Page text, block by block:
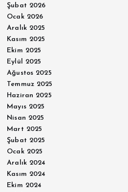
Şubat 2026
Ocak 2026
Aralık 2025
Kasım 2025
Ekim 2025
Eylül 2025
Ağustos 2025
Temmuz 2025
Haziran 2025
Mayıs 2025
Nisan 2025
Mart 2025
Şubat 2025
Ocak 2025
Aralık 2024
Kasım 2024
Ekim 2024